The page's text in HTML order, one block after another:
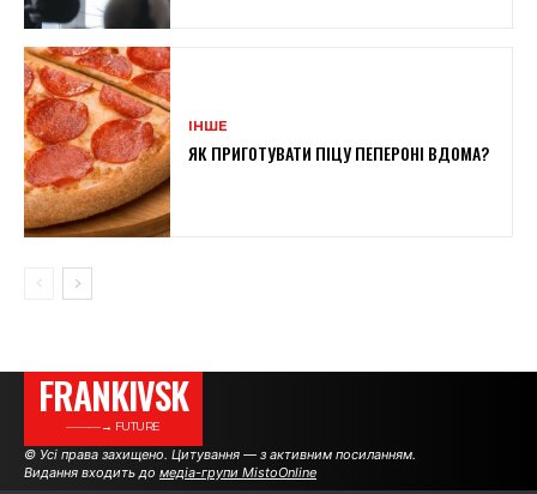
ІНШЕ
ЯК ПРИГОТУВАТИ ПІЦУ ПЕПЕРОНІ ВДОМА?
FRANKIVSK
———→ FUTURE
© Усі права захищено. Цитування — з активним посиланням.
Видання входить до медіа-групи MistoOnline